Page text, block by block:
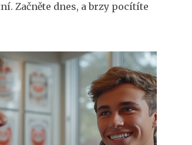
Začněte dnes, a brzy pocítíte